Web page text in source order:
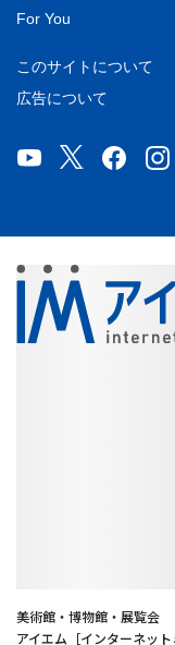
For You
このサイトについて
広告について
美術館・博物館・展覧会
アイエム［インターネット